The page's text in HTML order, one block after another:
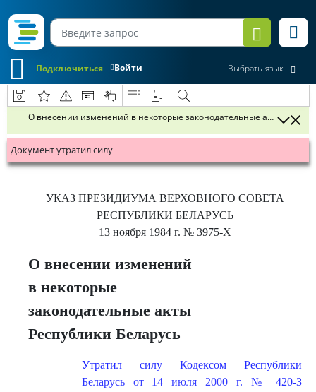
Войти
Подключиться Выбрать язык
О внесении изменений в некоторые законодательные акты
Документ утратил силу
УКАЗ ПРЕЗИДИУМА ВЕРХОВНОГО СОВЕТА
РЕСПУБЛИКИ БЕЛАРУСЬ
13 ноября 1984 г. № 3975-X
О внесении изменений
в некоторые
законодательные акты
Республики Беларусь
Утратил силу Кодексом Республики
Беларусь от 14 июля 2000 г. № 420-З